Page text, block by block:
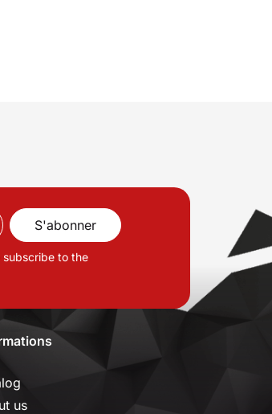
subscribe to the
us